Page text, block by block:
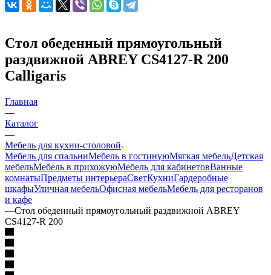
Стол обеденный прямоугольный
раздвижной ABREY CS4127-R 200
Calligaris
Главная
—
Каталог
—
Мебель для кухни-столовой
Мебель для спальниМебель в гостинуюМягкая мебельДетская
мебельМебель в прихожуюМебель для кабинетовВанные
комнатыПредметы интерьераСветКухниГардеробные
шкафыУличная мебельОфисная мебельМебель для ресторанов
и кафе
—Стол обеденный прямоугольный раздвижной ABREY
CS4127-R 200